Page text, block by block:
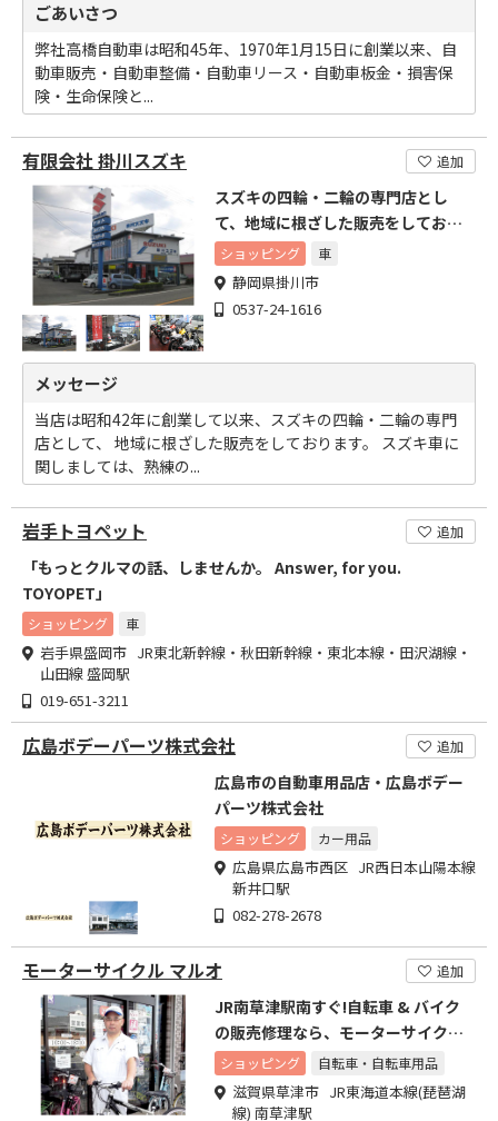
ごあいさつ
弊社高橋自動車は昭和45年、1970年1月15日に創業以来、自
動車販売・自動車整備・自動車リース・自動車板金・損害保
険・生命保険と...
有限会社 掛川スズキ 追加
スズキの四輪・二輪の専門店とし
て、地域に根ざした販売をしており
ます。
ショッピング 車
静岡県掛川市
0537-24-1616
メッセージ
当店は昭和42年に創業して以来、スズキの四輪・二輪の専門
店として、 地域に根ざした販売をしております。 スズキ車に
関しましては、熟練の...
岩手トヨペット 追加
「もっとクルマの話、しませんか。 Answer, for you.
TOYOPET」
ショッピング 車
岩手県盛岡市 JR東北新幹線・秋田新幹線・東北本線・田沢湖線・
山田線 盛岡駅
019-651-3211
広島ボデーパーツ株式会社 追加
広島市の自動車用品店・広島ボデー
パーツ株式会社
ショッピング カー用品
広島県広島市西区 JR西日本山陽本線
新井口駅
082-278-2678
モーターサイクル マルオ 追加
JR南草津駅南すぐ!自転車 & バイク
の販売修理なら、モーターサイクル
マルオへ。
ショッピング 自転車・自転車用品
滋賀県草津市 JR東海道本線(琵琶湖
線) 南草津駅